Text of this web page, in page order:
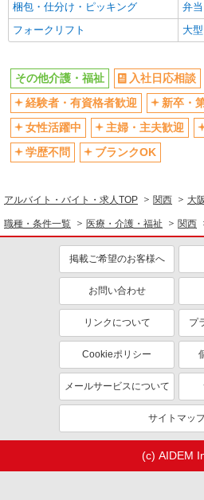
梱包・仕分け・ピッキング
弁
フォークリフト
大
その他介護・福祉 入社日応相談
経験者・有資格者歓迎
新卒・
女性活躍中
主婦・主夫歓迎
学歴不問
ブランクOK
アルバイト・バイト・求人TOP 関西 大
職種・条件一覧 医療・介護・福祉 関西
掲載ご希望のお客様へ
お問い合わせ
リンクについて プ
Cookieポリシー
メールサービスについて
サイトマッ
(c) AIDEM